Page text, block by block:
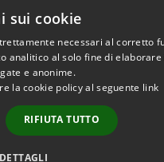
Obiettivi di accessibilità
Copyright © 2026 •
sui cookie
necessari al corretto
analitico al solo fine di
e anonime.
la cookie policy al seguente link
RIFIUTA TUTTO